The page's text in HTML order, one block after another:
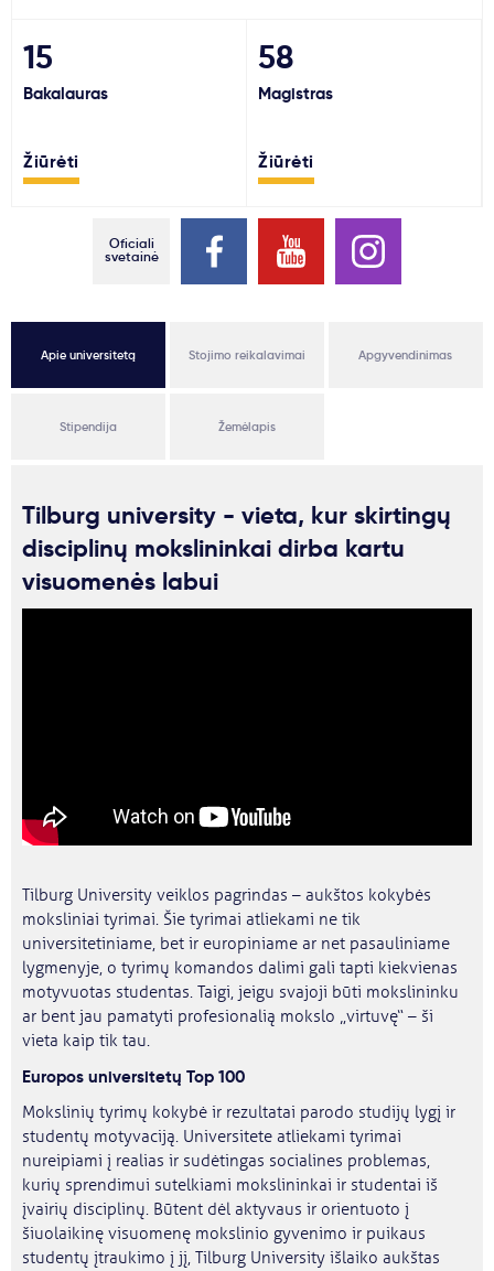
Paslaugos
Kodėl Kastu?
15
Bakalauras
Žiūrėti
58
Magistras
Žiūrėti
Oficiali
svetainė
Apie universitetą Stojimo reikalavimai Apgyvendinimas
Stipendija Žemėlapis
Tilburg university - vieta, kur skirtingų
disciplinų mokslininkai dirba kartu
visuomenės labui
Tilburg University veiklos pagrindas – aukštos kokybės
moksliniai tyrimai. Šie tyrimai atliekami ne tik
universitetiniame, bet ir europiniame ar net pasauliniame
lygmenyje, o tyrimų komandos dalimi gali tapti kiekvienas
motyvuotas studentas. Taigi, jeigu svajoji būti mokslininku
ar bent jau pamatyti profesionalią mokslo „virtuvę“ – ši
vieta kaip tik tau.
Europos universitetų Top 100
Mokslinių tyrimų kokybė ir rezultatai parodo studijų lygį ir
studentų motyvaciją. Universitete atliekami tyrimai
nureipiami į realias ir sudėtingas socialines problemas,
kurių sprendimui sutelkiami mokslininkai ir studentai iš
įvairių disciplinų. Būtent dėl aktyvaus ir orientuoto į
šiuolaikinę visuomenę mokslinio gyvenimo ir puikaus
studentų įtraukimo į jį, Tilburg University išlaiko aukštas